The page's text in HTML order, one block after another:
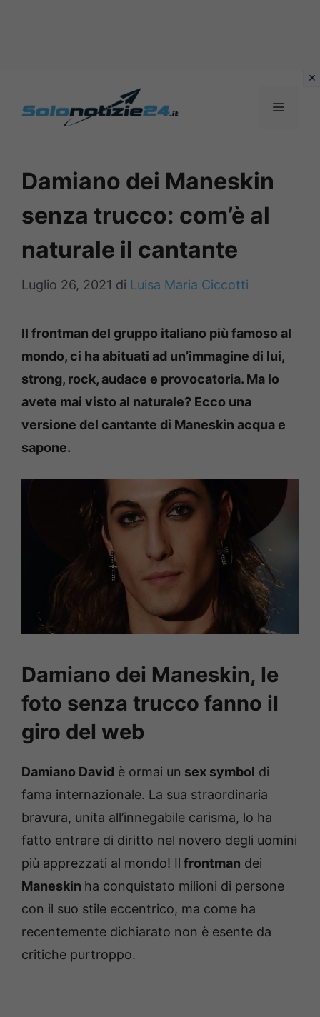
MENU
Damiano dei Maneskin
senza trucco: com’è al
naturale il cantante
Luglio 26, 2021 di Luisa Maria Ciccotti
Il frontman del gruppo italiano più famoso al
mondo, ci ha abituati ad un’immagine di lui,
strong, rock, audace e provocatoria. Ma lo
avete mai visto al naturale? Ecco una
versione del cantante di Maneskin acqua e
sapone.
Damiano dei Maneskin, le
foto senza trucco fanno il
giro del web
Damiano David è ormai un sex symbol di
fama internazionale. La sua straordinaria
bravura, unita all’innegabile carisma, lo ha
fatto entrare di diritto nel novero degli uomini
più apprezzati al mondo! Il frontman dei
Maneskin ha conquistato milioni di persone
con il suo stile eccentrico, ma come ha
recentemente dichiarato non è esente da
critiche purtroppo.